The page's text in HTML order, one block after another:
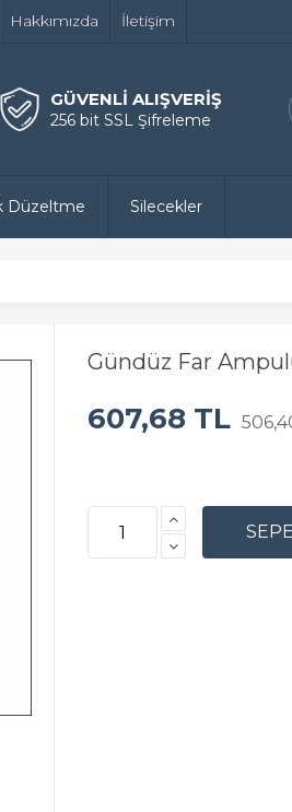
Hakkımızda İletişim
GÜVENLİ ALIŞVERİŞ
256 bit SSL Şifreleme
Düzeltme Silecekler
Gündüz Far
607,68 TL